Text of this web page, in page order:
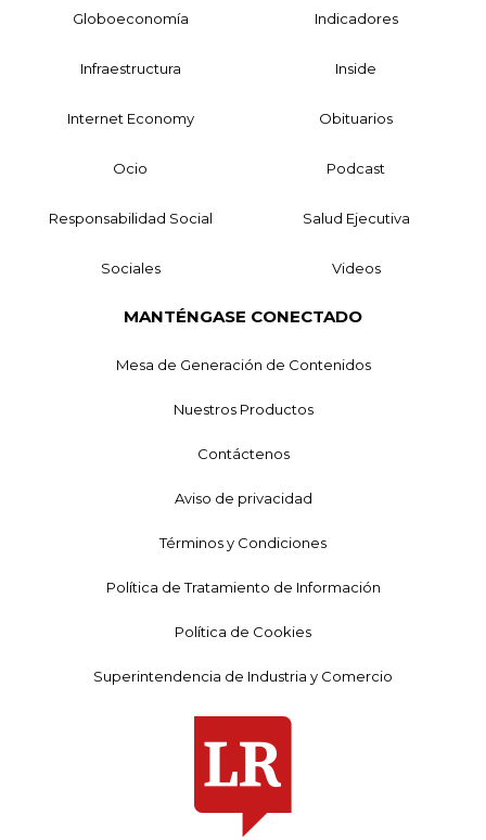
Globoeconomía Indicadores
Infraestructura Inside
Internet Economy Obituarios
Ocio Podcast
Responsabilidad Social Salud Ejecutiva
Sociales Videos
MANTÉNGASE CONECTADO
Mesa de Generación de Contenidos
Nuestros Productos
Contáctenos
Aviso de privacidad
Términos y Condiciones
Política de Tratamiento de Información
Política de Cookies
Superintendencia de Industria y Comercio